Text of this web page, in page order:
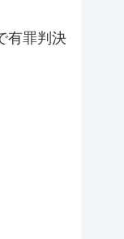
有罪判決